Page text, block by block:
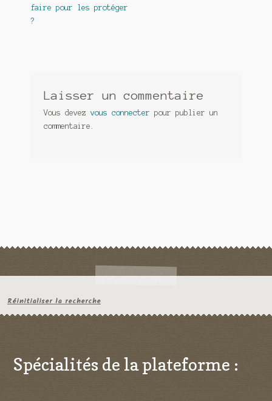
faire pour les protéger
?
Laisser un commentaire
Vous devez vous connecter pour publier un
commentaire.
Réinitialiser la recherche
Spécialités de la plateforme :